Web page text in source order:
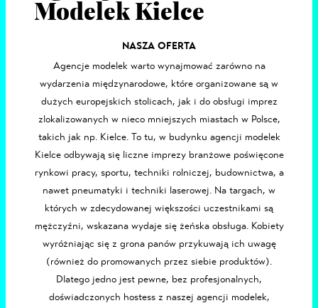
Modelek Kielce
NASZA OFERTA
Agencje modelek warto wynajmować zarówno na
wydarzenia międzynarodowe, które organizowane są w
dużych europejskich stolicach, jak i do obsługi imprez
zlokalizowanych w nieco mniejszych miastach w Polsce,
takich jak np. Kielce. To tu, w budynku agencji modelek
Kielce odbywają się liczne imprezy branżowe poświęcone
rynkowi pracy, sportu, techniki rolniczej, budownictwa, a
nawet pneumatyki i techniki laserowej. Na targach, w
których w zdecydowanej większości uczestnikami są
mężczyźni, wskazana wydaje się żeńska obsługa. Kobiety
wyróżniając się z grona panów przykuwają ich uwagę
(również do promowanych przez siebie produktów).
Dlatego jedno jest pewne, bez profesjonalnych,
doświadczonych hostess z naszej agencji modelek,